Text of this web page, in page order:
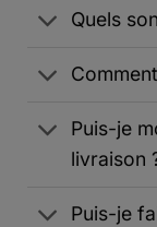
Quels
Puis-je
livraison
Puis-je